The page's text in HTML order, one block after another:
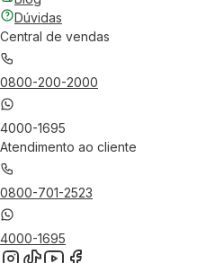
Dúvidas
Central de vendas
0800-200-2000
4000-1695
Atendimento ao cliente
0800-701-2523
4000-1695